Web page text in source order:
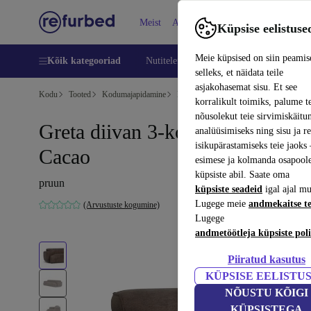
Küpsise
Meie küpsised on siin
selleks, et näidata teile
asjakohasemat sisu. Et see
korralikult toimiks, palume
nõusolekut teie
analüüsimiseks ning sisu ja
isikupärastamiseks teie
esimese ja kolmanda
küpsiste abil. Saate oma
küpsiste seadeid igal ajal
Lugege meie andmekaitse
Lugege
andmetöötleja küpsiste
Piiratud kasutus
KÜPSISE
NÕUSTU KÕIGI
Meist Abi
Kõik kategooriad Nutitelefoni Sülearvutid
Kodu Tooted Kodumajapidamine Mööbel
Greta diivan 3-kohaline Aulla
Cacao
pruun
(Arvustuste kogumine)